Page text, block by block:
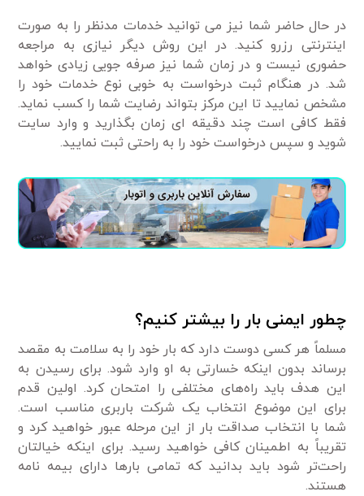
در حال حاضر شما نیز می توانید خدمات مدنظر را به صورت
اینترنتی رزرو کنید. در این روش دیگر نیازی به مراجعه
حضوری نیست و در زمان شما نیز صرفه جویی زیادی خواهد
شد. در هنگام ثبت درخواست به خوبی نوع خدمات خود را
مشخص نمایید تا این مرکز بتواند رضایت شما را کسب نماید.
فقط کافی است چند دقیقه ای زمان بگذارید و وارد سایت
شوید و سپس درخواست خود را به راحتی ثبت نمایید.
چطور ایمنی بار را بیشتر کنیم؟
مسلماً هر کسی دوست دارد که بار خود را به سلامت به مقصد
برساند بدون اینکه خسارتی به او وارد شود. برای رسیدن به
این هدف باید راه‌های مختلفی را امتحان کرد. اولین قدم
برای این موضوع انتخاب یک شرکت باربری مناسب است.
شما با انتخاب صداقت بار از این مرحله عبور خواهید کرد و
تقریباً به اطمینان کافی خواهید رسید. برای اینکه خیالتان
راحت‌تر شود باید بدانید که تمامی بارها دارای بیمه نامه
هستند.